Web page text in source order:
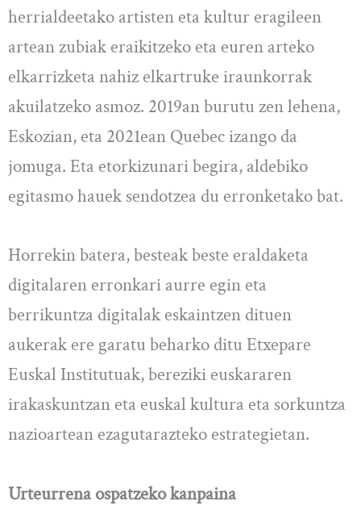
herrialdeetako artisten eta kultur eragileen
artean zubiak eraikitzeko eta euren arteko
elkarrizketa nahiz elkartruke iraunkorrak
akuilatzeko asmoz. 2019an burutu zen lehena,
Eskozian, eta 2021ean Quebec izango da
jomuga. Eta etorkizunari begira, aldebiko
egitasmo hauek sendotzea du erronketako bat.
Horrekin batera, besteak beste eraldaketa
digitalaren erronkari aurre egin eta
berrikuntza digitalak eskaintzen dituen
aukerak ere garatu beharko ditu Etxepare
Euskal Institutuak, bereziki euskararen
irakaskuntzan eta euskal kultura eta sorkuntza
nazioartean ezagutarazteko estrategietan.
Urteurrena ospatzeko kanpaina